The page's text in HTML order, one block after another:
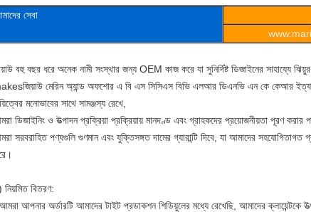
সেবা
বহু বছর ধরে অনেক নামী সংস্থার জন্য OEM কাজ করে যা সুনির্দিষ্ট ডিজাইনের সাহায্যে
মেরিন অ্যান্ড অফশোর এ বি এস সিসিএস বিভি এলআর ডিএনভি এন কে কেআর
মনোভাবের সাথে সামঞ্জস্য রেখে,
ডিজাইনিং ও উত্পাদন প্রক্রিয়া প্রক্রিয়ায় মানদণ্ড এবং গ্রাহকদের প্রয়োজনীয়তা পূরণ করার
সরবরাহিত পণ্যগুলি গুণমান এবং যুক্তিসঙ্গত দামের গ্যারান্টি দিবে, যা আমাদের সহযোগিতাগত
নিয়মিত বিতরণ:
আপনার অর্ডারটি আমাদের টাইট প্রডাকশন শিডিয়ুলের মধ্যে রেখেছি, আমাদের ক্লায়েন্টকে